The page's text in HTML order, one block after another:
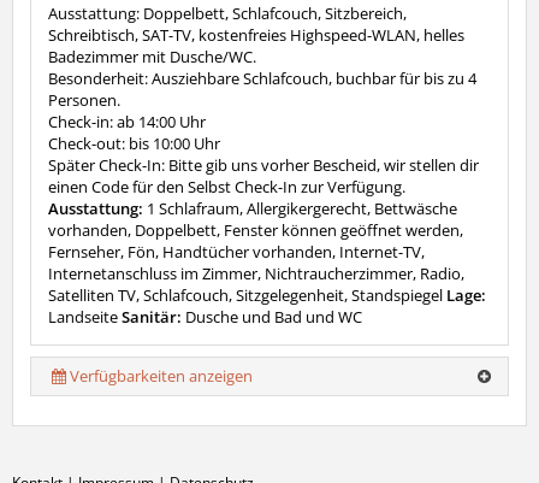
Ausstattung: Doppelbett, Schlafcouch, Sitzbereich,
Schreibtisch, SAT-TV, kostenfreies Highspeed-WLAN, helles
Badezimmer mit Dusche/WC.
Besonderheit: Ausziehbare Schlafcouch, buchbar für bis zu 4
Personen.
Check-in: ab 14:00 Uhr
Check-out: bis 10:00 Uhr
Später Check-In: Bitte gib uns vorher Bescheid, wir stellen dir
einen Code für den Selbst Check-In zur Verfügung.
Ausstattung: 1 Schlafraum, Allergikergerecht, Bettwäsche
vorhanden, Doppelbett, Fenster können geöffnet werden,
Fernseher, Fön, Handtücher vorhanden, Internet-TV,
Internetanschluss im Zimmer, Nichtraucherzimmer, Radio,
Satelliten TV, Schlafcouch, Sitzgelegenheit, Standspiegel Lage:
LandseiteSanitär: Dusche und Bad und WC
Verfügbarkeiten anzeigen